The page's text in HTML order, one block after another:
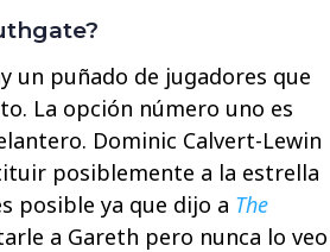
un puñado de jugadores que
La opción número uno es
Dominic Calvert-Lewin
posiblemente a la estrella
posible ya que dijo a The
a Gareth pero nunca lo veo